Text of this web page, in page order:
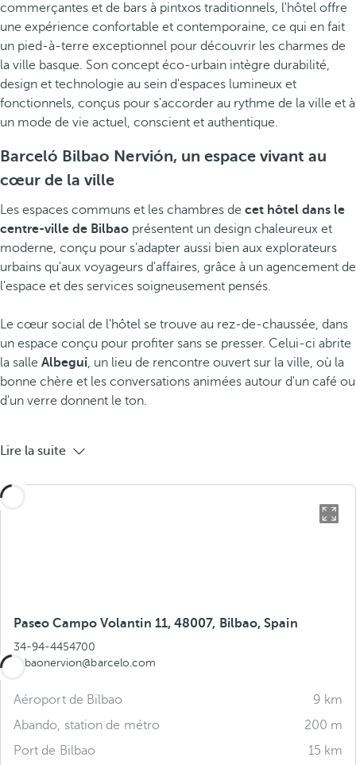
commerçantes et de bars à pintxos traditionnels, l'hôtel offre
une expérience confortable et contemporaine, ce qui en fait
un pied-à-terre exceptionnel pour découvrir les charmes de
la ville basque. Son concept éco-urbain intègre durabilité,
design et technologie au sein d'espaces lumineux et
fonctionnels, conçus pour s'accorder au rythme de la ville et à
un mode de vie actuel, conscient et authentique.
Barceló Bilbao Nervión, un espace vivant au
cœur de la ville
Les espaces communs et les chambres de cet hôtel dans le
centre-ville de Bilbao présentent un design chaleureux et
moderne, conçu pour s'adapter aussi bien aux explorateurs
urbains qu'aux voyageurs d'affaires, grâce à un agencement de
l'espace et des services soigneusement pensés.
Le cœur social de l'hôtel se trouve au rez-de-chaussée, dans
un espace conçu pour profiter sans se presser. Celui-ci abrite
la salle Albegui, un lieu de rencontre ouvert sur la ville, où la
bonne chère et les conversations animées autour d'un café ou
d'un verre donnent le ton.
Lire la suite
Paseo Campo Volantin 11, 48007, Bilbao, Spain
34-94-4454700
bilbaonervion@barcelo.com
Aéroport de Bilbao
9 km
Abando, station de métro
200 m
Port de Bilbao
15 km